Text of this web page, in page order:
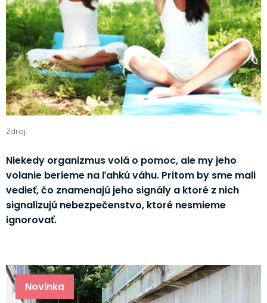
Zdroj:
Niekedy organizmus volá o pomoc, ale my jeho
volanie berieme na ľahkú váhu. Pritom by sme mali
vedieť, čo znamenajú jeho signály a ktoré z nich
signalizujú nebezpečenstvo, ktoré nesmieme
ignorovať.
Novinka